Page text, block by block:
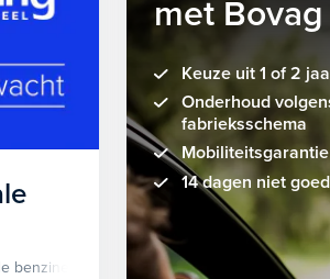
benzine
Automaat
met Bovag
Keuze uit 1 of 2
Onderhoud
fabrieksschema
Mobiliteitsgarantie
14 dagen niet